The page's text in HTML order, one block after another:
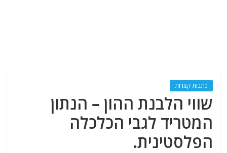
כתבות קצרות
שווי הלבנת ההון – הנתון
המטריד לגבי הכלכלה
הפלסטינית.